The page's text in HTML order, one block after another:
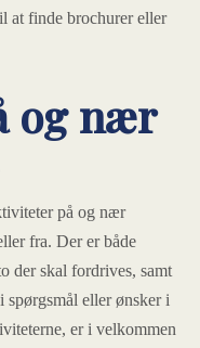
at finde brochurer eller
og nær
på og nær
fra. Der er både
der skal fordrives, samt
eller ønsker i
er i velkommen